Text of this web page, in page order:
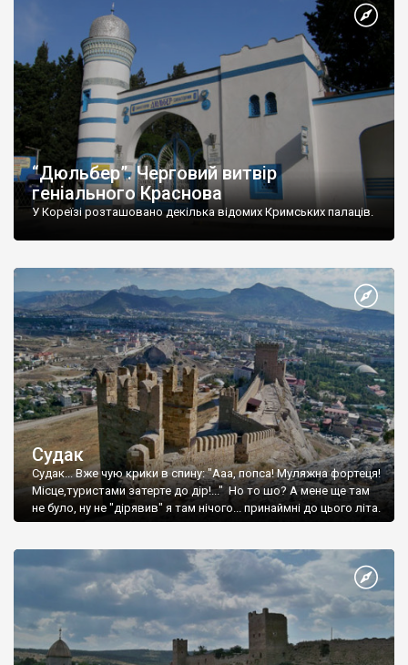
“Дюльбер”. Черговий витвір
геніального Краснова
У Кореїзі розташовано декілька відомих Кримських палаців.
Судак
Судак... Вже чую крики в спину: "Ааа, попса! Муляжна фортеця!
Місце,туристами затерте до дір!..." Но то шо? А мене ще там
не було, ну не "дірявив" я там нічого... принаймні до цього літа.